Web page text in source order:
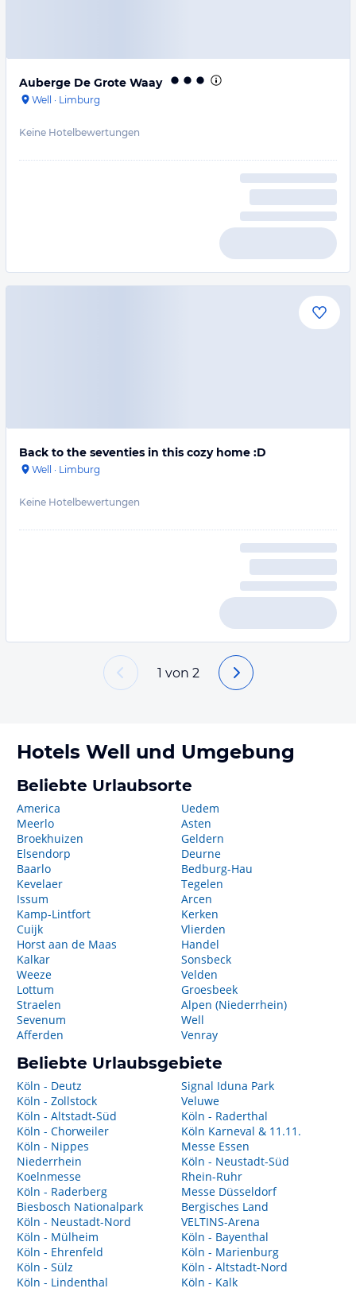
Auberge De Grote Waay
Well · Limburg
Keine Hotelbewertungen
Back to the seventies in this cozy home :D
Well · Limburg
Keine Hotelbewertungen
1 von 2
Hotels Well und Umgebung
Beliebte Urlaubsorte
America
Meerlo
Broekhuizen
Elsendorp
Baarlo
Kevelaer
Issum
Kamp-Lintfort
Cuijk
Horst aan de Maas
Kalkar
Weeze
Lottum
Straelen
Sevenum
Afferden
Uedem
Asten
Geldern
Deurne
Bedburg-Hau
Tegelen
Arcen
Kerken
Vlierden
Handel
Sonsbeck
Velden
Groesbeek
Alpen (Niederrhein)
Well
Venray
Beliebte Urlaubsgebiete
Köln - Deutz
Köln - Zollstock
Köln - Altstadt-Süd
Köln - Chorweiler
Köln - Nippes
Niederrhein
Koelnmesse
Köln - Raderberg
Biesbosch Nationalpark
Köln - Neustadt-Nord
Köln - Mülheim
Köln - Ehrenfeld
Köln - Sülz
Köln - Lindenthal
Signal Iduna Park
Veluwe
Köln - Raderthal
Köln Karneval & 11.11.
Messe Essen
Köln - Neustadt-Süd
Rhein-Ruhr
Messe Düsseldorf
Bergisches Land
VELTINS-Arena
Köln - Bayenthal
Köln - Marienburg
Köln - Altstadt-Nord
Köln - Kalk